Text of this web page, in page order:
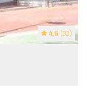
4.6 (33)